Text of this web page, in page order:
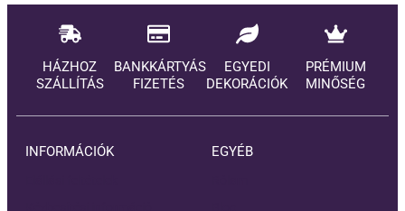
HÁZHOZ
SZÁLLÍTÁS
BANKKÁRTYÁS
FIZETÉS
EGYEDI
DEKORÁCIÓK
PRÉMIUM
MINŐSÉG
INFORMÁCIÓK EGYÉB